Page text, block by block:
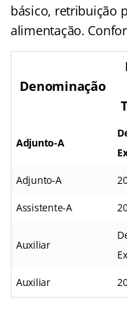
básico, retribuição
alimentação.
Denominação
Adjunto-A
Adjunto-A
Assistente-A
Auxiliar
Auxiliar